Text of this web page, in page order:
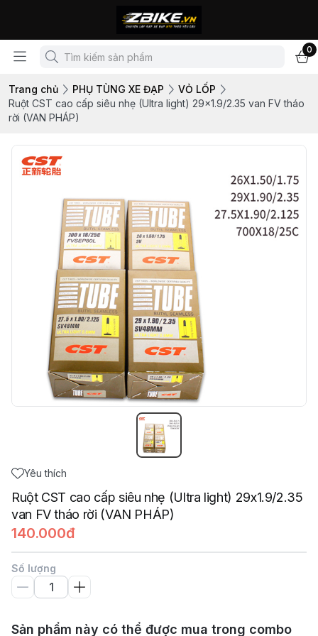
0
Trang chủ PHỤ TÙNG XE ĐẠP
VỎ LỐP
Ruột CST cao cấp siêu nhẹ (Ultra light) 29x1.9/2.35 van FV tháo
rời (VAN PHÁP)
Yêu thích
Ruột CST cao cấp siêu nhẹ (Ultra light) 29x1.9/2.35
van FV tháo rời (VAN PHÁP)
140.000đ
Số lượng
Sản phẩm này có thể được mua trong combo